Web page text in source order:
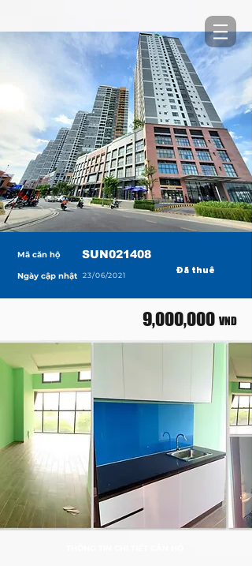
Mã căn hộ
Ngày cập nhật
SUN021408
23/06/2021 Đã thuê
VND
9,000,000